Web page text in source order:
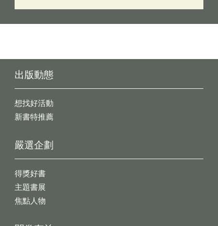
出版動態
想找好活動
新書特推薦
嚴選企劃
得獎好書
主題書展
焦點人物